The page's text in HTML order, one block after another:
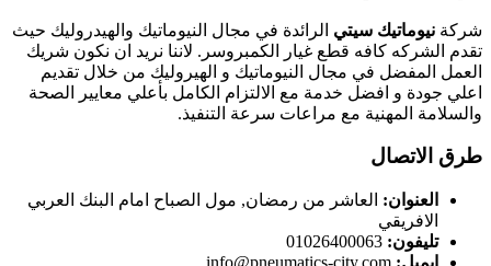
شركة نيوماتيك سيتي الرائدة في مجال النيوماتيك والهيدروليك حيث
تقدم الشركه كافه قطع غيار الكمبروسر. لاننا نريد ان نكون شريك
العمل المفضل في مجال النيوماتيك و الهيروليك من خلال تقديم
اعلي جودة و افضل خدمة مع الالتزام الكامل بأعلي معايير الصحة
والسلامة المهنية مع مراعات سرعة التنفيذ.
طرق الاتصال
العنوان: العاشر من رمضان, مول الصباح امام البنك العربي
الافريقي
تليفون: 01026400063
إيميل: info@pneumatics-city.com